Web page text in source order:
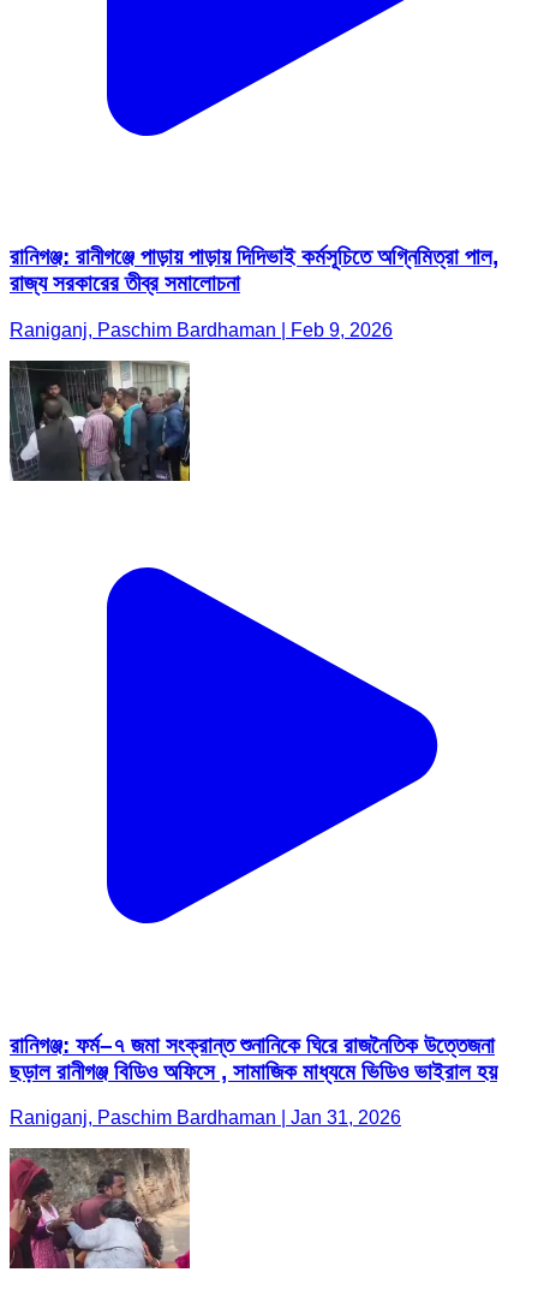
রানিগঞ্জ: রানীগঞ্জে পাড়ায় পাড়ায় দিদিভাই কর্মসূচিতে অগ্নিমিত্রা পাল,
রাজ্য সরকারের তীব্র সমালোচনা
Raniganj, Paschim Bardhaman | Feb 9, 2026
রানিগঞ্জ: ফর্ম–৭ জমা সংক্রান্ত শুনানিকে ঘিরে রাজনৈতিক উত্তেজনা
ছড়াল রানীগঞ্জ বিডিও অফিসে , সামাজিক মাধ্যমে ভিডিও ভাইরাল হয়
Raniganj, Paschim Bardhaman | Jan 31, 2026